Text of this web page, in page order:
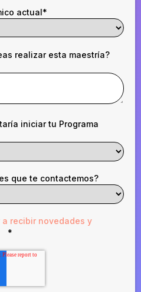
actual *
realizar esta maestría?
iniciar tu Programa
que te contactemos?
a recibir novedades y
*